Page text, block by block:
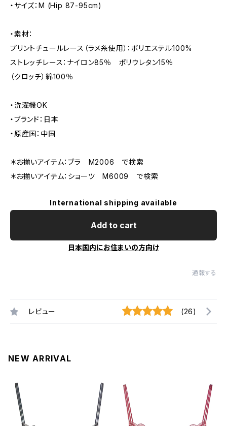
・サイズ：M (Hip 87-95cm)
・素材：
プリントチュールレース（ラメ糸使用）：ポリエステル100%
ストレッチレース：ナイロン85％ ポリウレタン15％
（クロッチ）綿100％
・洗濯機OK
・ブランド：日本
・原産国：中国
＊お揃いアイテム：ブラ M2006 で検索
＊お揃いアイテム：ショーツ M6009 で検索
International shipping available
Add to cart
日本国内にお住まいの方向け
通報する
レビュー (26)
NEW ARRIVAL